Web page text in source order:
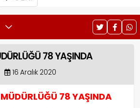
78 YAŞINDA
16 Aralık 2020
78 YAŞINDA